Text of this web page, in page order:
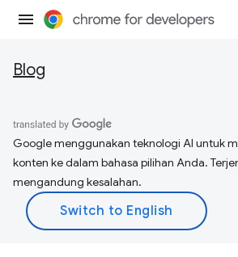
Blog
Google menggunakan teknologi AI untuk
konten ke dalam bahasa pilihan Anda.
mengandung kesalahan.